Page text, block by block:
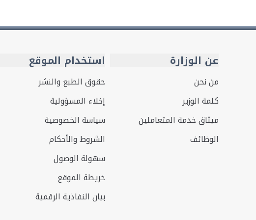
عن الوزارة
من نحن
كلمة الوزير
ميثاق خدمة المتعاملين
الوظائف
استخدام الموقع
حقوق الطبع والنشر
إخلاء المسؤولية
سياسة الخصوصية
الشروط والأحكام
سهولة الوصول
خريطة الموقع
بيان النفاذية الرقمية